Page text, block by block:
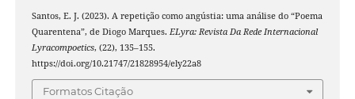
Santos, E. J. (2023). A repetição como angústia: uma análise do “Poema
Quarentena”, de Diogo Marques. ELyra: Revista Da Rede Internacional
Lyracompoetics, (22), 135–155.
https://doi.org/10.21747/21828954/ely22a8
Formatos Citação